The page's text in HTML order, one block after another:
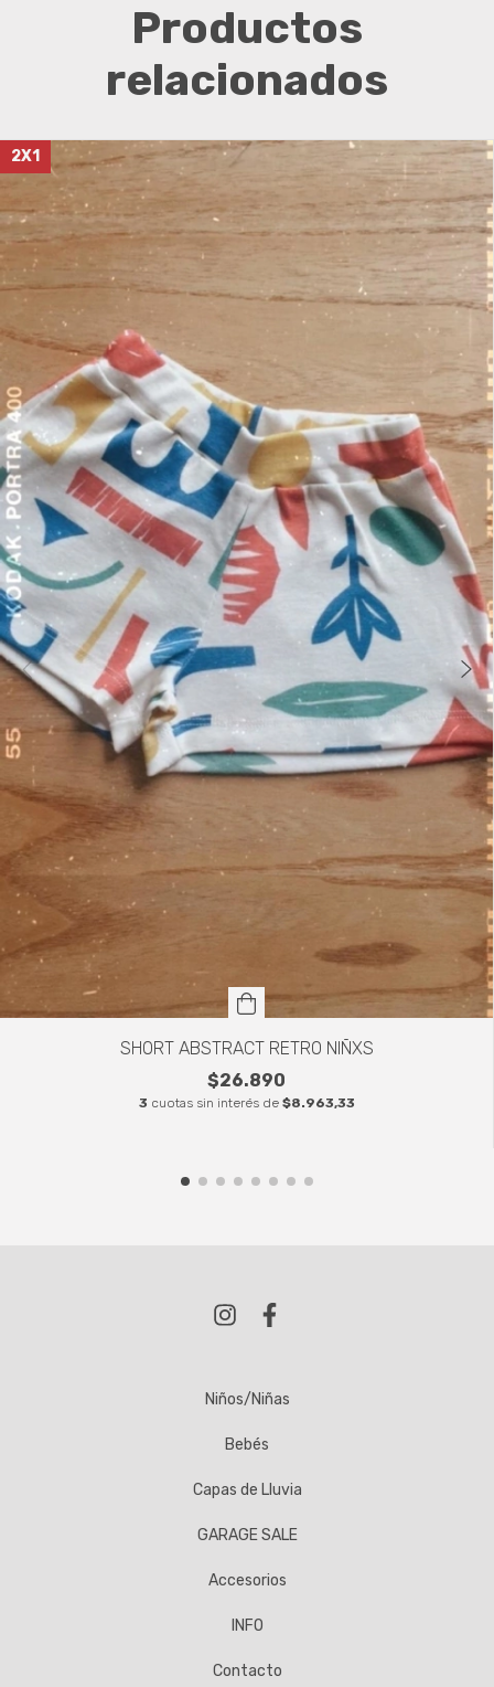
Productos
relacionados
2X1
SHORT ABSTRACT RETRO NIÑXS
$26.890
3 cuotas sin interés de $8.963,33
Niños/Niñas
Bebés
Capas de Lluvia
GARAGE SALE
Accesorios
INFO
Contacto